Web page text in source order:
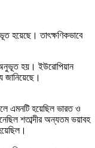
হয়েছে। তাৎক্ষণিকভাবে
অনুভূত হয়। ইউরোপিয়ান
জানিয়েছে।
এমনটি হয়েছিল ভারত ও
শতাব্দীর অন্যতম ভয়াবহ